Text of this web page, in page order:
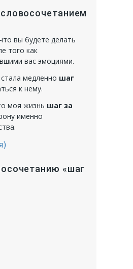
вы будете делать
того как
вас эмоциями.
медленно шаг
к нему.
моя жизнь шаг за
именно
«шаг